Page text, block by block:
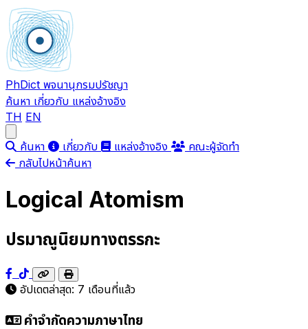
PhDict พจนานุกรมปรัชญา
ค้นหา เกี่ยวกับ แหล่งอ้างอิง
TH EN
ค้นหา เกี่ยวกับ แหล่งอ้างอิง
คณะผู้จัดทำ
กลับไปหน้าค้นหา
Logical Atomism
ปรมาณูนิยมทางตรรกะ
อัปเดตล่าสุด: 7 เดือนที่แล้ว
คำจำกัดความภาษาไทย